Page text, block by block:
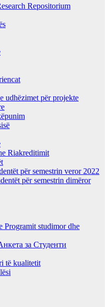
Repositorium
udhëzimet për projekte
Riakreditimit
për semestrin veror 2022
për semestrin dimëror
Programit studimor dhe
за Студенти
të kualitetit